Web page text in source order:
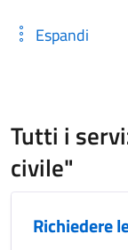
Espandi
Tutti i
civile"
Richiedere